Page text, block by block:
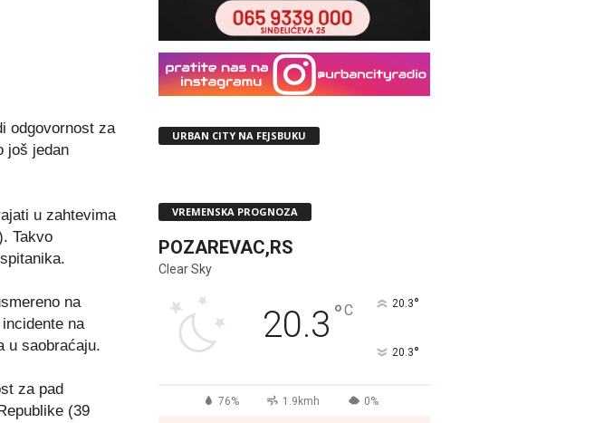
odgovornost za
još jedan
u zahtevima
Takvo
na
na
u saobraćaju.
za pad
(39
URBAN CITY NA FEJSBUKU
VREMENSKA PROGNOZA
POZAREVAC,RS
Clear Sky
20.3 °C 20.3°
20.3°
76% 1.9kmh 0%